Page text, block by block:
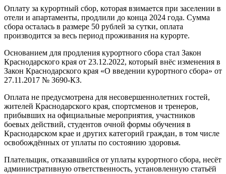
Оплату за курортный сбор, которая взимается при заселении в
отели и апартаменты, продлили до конца 2024 года. Сумма
сбора осталась в размере 50 рублей за сутки, оплата
производится за весь период проживания на курорте.
Основанием для продления курортного сбора стал Закон
Краснодарского края от 23.12.2022, который внёс изменения в
Закон Краснодарского края «О введении курортного сбора» от
27.11.2017 № 3690-КЗ.
Оплата не предусмотрена для несовершеннолетних гостей,
жителей Краснодарского края, спортсменов и тренеров,
прибывших на официальные мероприятия, участников
боевых действий, студентов очной формы обучения в
Краснодарском крае и других категорий граждан, в том числе
освобождённых от уплаты по состоянию здоровья.
Плательщик, отказавшийся от уплаты курортного сбора, несёт
административную ответственность, установленную статьёй